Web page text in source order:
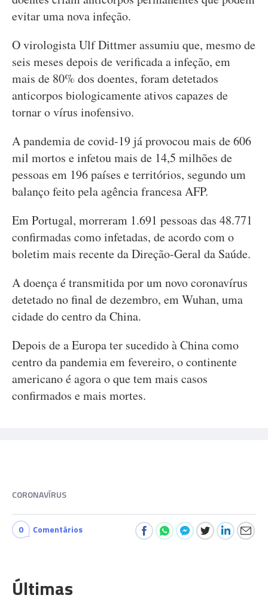
evitar uma nova infeção.
O virologista Ulf Dittmer assumiu que, mesmo de
seis meses depois de verificada a infeção, em
mais de 80% dos doentes, foram detetados
anticorpos biologicamente ativos capazes de
tornar o vírus inofensivo.
A pandemia de covid-19 já provocou mais de 606
mil mortos e infetou mais de 14,5 milhões de
pessoas em 196 países e territórios, segundo um
balanço feito pela agência francesa AFP.
Em Portugal, morreram 1.691 pessoas das 48.771
confirmadas como infetadas, de acordo com o
boletim mais recente da Direção-Geral da Saúde.
A doença é transmitida por um novo coronavírus
detetado no final de dezembro, em Wuhan, uma
cidade do centro da China.
Depois de a Europa ter sucedido à China como
centro da pandemia em fevereiro, o continente
americano é agora o que tem mais casos
confirmados e mais mortes.
CORONAVÍRUS
0 Comentários
Últimas